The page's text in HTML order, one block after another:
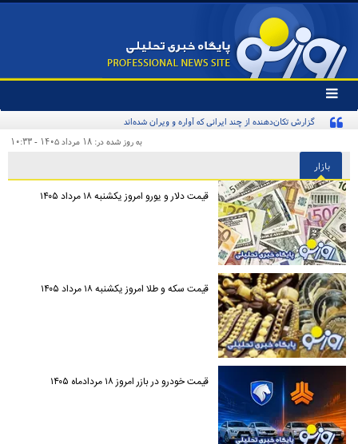
تغییر
وضعیت
منوی
ها
گزارش تکان‌دهنده از چند ایرانی که آواره و ویران شده‌اند
به روز شده در: ۱۸ مرداد ۱۴۰۵ - ۱۰:۳۳
بازار
قیمت دلار و یورو امروز یکشنبه ۱۸ مرداد ۱۴۰۵
قیمت سکه و طلا امروز یکشنبه ۱۸ مرداد ۱۴۰۵
قیمت خودرو در بازر امروز ۱۸ مردادماه ۱۴۰۵